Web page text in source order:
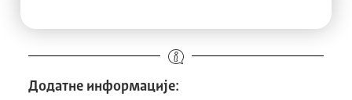
Додатне информације: